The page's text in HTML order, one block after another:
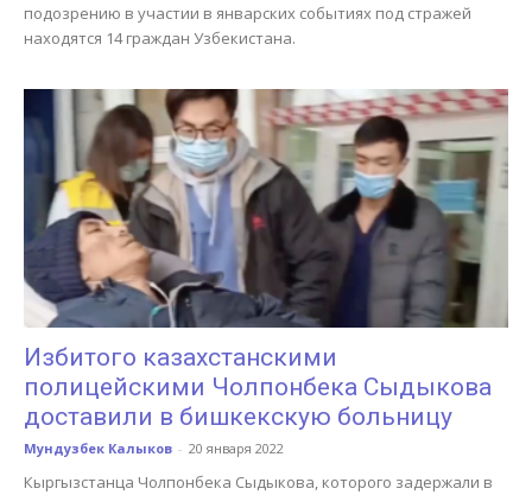
подозрению в участии в январских событиях под стражей
находятся 14 граждан Узбекистана.
Избитого казахстанскими
полицейскими Чолпонбека Сыдыкова
доставили в бишкекскую больницу
Мундузбек Калыков - 20 января 2022
Кыргызстанца Чолпонбека Сыдыкова, которого задержали в